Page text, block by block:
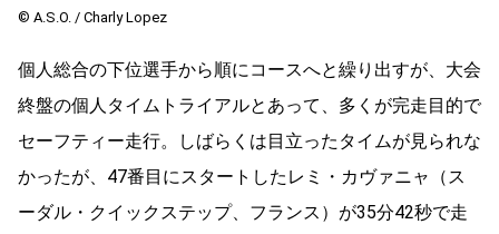
© A.S.O. / Charly Lopez
個人総合の下位選手から順にコースへと繰り出すが、大会
終盤の個人タイムトライアルとあって、多くが完走目的で
セーフティー走行。しばらくは目立ったタイムが見られな
かったが、47番目にスタートしたレミ・カヴァニャ（ス
ーダル・クイックステップ、フランス）が35分42秒で走